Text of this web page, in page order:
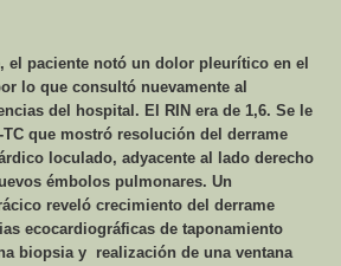
el paciente notó un dolor pleurítico en el
lo que consultó nuevamente al
del hospital. El RIN era de 1,6. Se le
que mostró resolución del derrame
loculado, adyacente al lado derecho
émbolos pulmonares. Un
reveló crecimiento del derrame
ecocardiográficas de taponamiento
biopsia y realización de una ventana